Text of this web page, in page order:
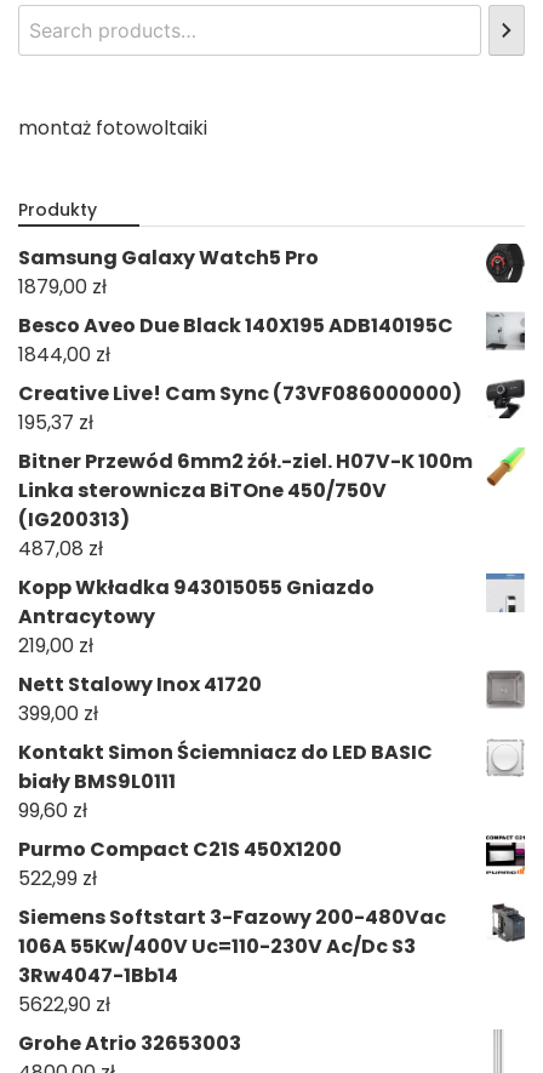
montaż fotowoltaiki
Produkty
Samsung Galaxy Watch5 Pro
1879,00 zł
Besco Aveo Due Black 140X195 ADB140195C
1844,00 zł
Creative Live! Cam Sync (73VF086000000)
195,37 zł
Bitner Przewód 6mm2 żół.-ziel. H07V-K 100m
Linka sterownicza BiTOne 450/750V
(IG200313)
487,08 zł
Kopp Wkładka 943015055 Gniazdo
Antracytowy
219,00 zł
Nett Stalowy Inox 41720
399,00 zł
Kontakt Simon Ściemniacz do LED BASIC
biały BMS9L0111
99,60 zł
Purmo Compact C21S 450X1200
522,99 zł
Siemens Softstart 3-Fazowy 200-480Vac
106A 55Kw/400V Uc=110-230V Ac/Dc S3
3Rw4047-1Bb14
5622,90 zł
Grohe Atrio 32653003